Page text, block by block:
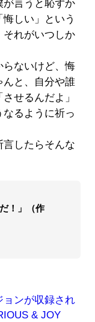
言うと恥ずか
しい」という
それがいつしか
ないけど、悔
んと、自分や誰
せるんだよ」
るように祈っ
したらそんな
！」（作
ョンが収録され
& JOY